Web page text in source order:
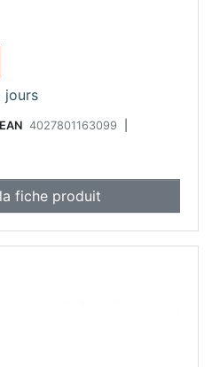
jours
EAN 4027801163099
fiche produit